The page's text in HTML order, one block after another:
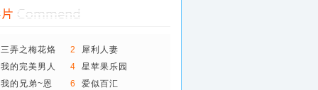
弄之梅花烙 2
犀利人妻
的完美男人
4
星苹果乐园
的兄弟~恩 6
爱似百汇